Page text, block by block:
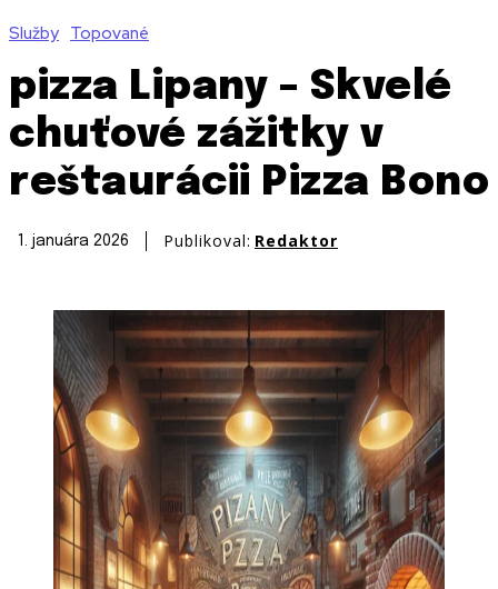
Služby Topované
pizza Lipany – Skvelé
chuťové zážitky v
reštaurácii Pizza Bono
1. januára 2026 Publikoval: Redaktor